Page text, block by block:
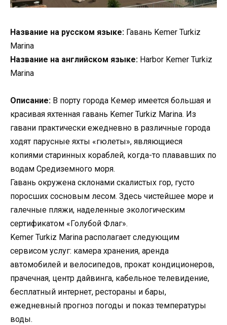
Название на русском языке: Гавань Kemer Turkiz
Marina
Название на английском языке: Harbor Kemer Turkiz
Marina
Описание: В порту города Кемер имеется большая и
красивая яхтенная гавань Kemer Turkiz Marina. Из
гавани практически ежедневно в различные города
ходят парусные яхты «гюлеты», являющиеся
копиями старинных кораблей, когда-то плававших по
водам Средиземного моря.
Гавань окружена склонами скалистых гор, густо
поросших сосновым лесом. Здесь чистейшее море и
галечные пляжи, наделенные экологическим
сертификатом «Голубой Флаг».
Kemer Turkiz Marina располагает следующим
сервисом услуг: камера хранения, аренда
автомобилей и велосипедов, прокат кондиционеров,
прачечная, центр дайвинга, кабельное телевидение,
бесплатный интернет, рестораны и бары,
ежедневный прогноз погоды и показ температуры
воды.